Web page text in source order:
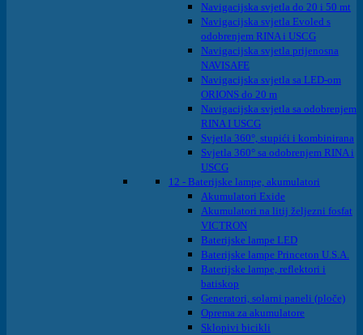
Navigacijska svjetla do 20 i 50 mt
Navigacijska svjetla Evoled s
odobrenjem RINA i USCG
Navigacijska svjetla prijenosna
NAVISAFE
Navigacijska svjetla sa LED-om
ORIONS do 20 m
Navigacijska svjetla sa odobrenjem
RINA I USCG
Svjetla 360°, stupići i kombinirana
Svjetla 360° sa odobrenjem RINA i
USCG
12 - Baterijske lampe, akumulatori
Akumulatori Exide
Akumulatori na litij željezni fosfat
VICTRON
Baterijske lampe LED
Baterijske lampe Princeton U.S.A.
Baterijske lampe, reflektori i
batiskop
Generatori, solarni paneli (ploče)
Oprema za akumulatore
Sklopivi bicikli